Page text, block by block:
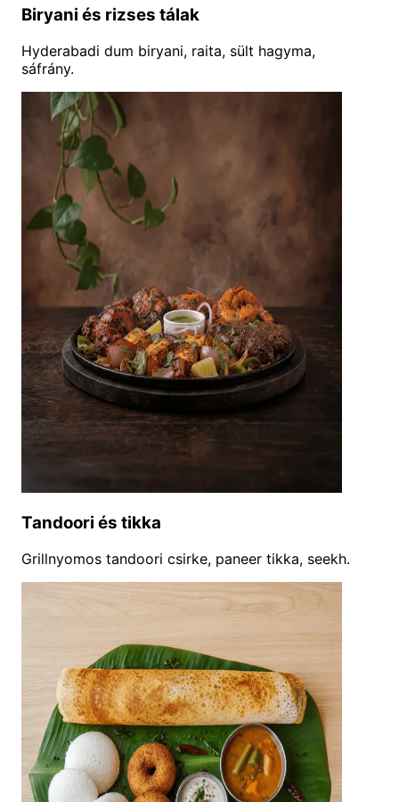
Biryani és rizses tálak
Hyderabadi dum biryani, raita, sült hagyma,
sáfrány.
Tandoori és tikka
Grillnyomos tandoori csirke, paneer tikka, seekh.